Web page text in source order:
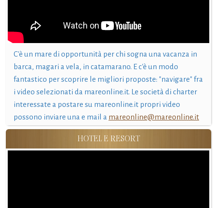
C'è un mare di opportunità per chi sogna una vacanza in
barca, magari a vela, in catamarano. E c'è un modo
fantastico per scoprire le migliori proposte: "navigare" fra
i video selezionati da mareonline.it. Le società di charter
interessate a postare su mareonline.it propri video
possono inviare una e mail a mareonline@mareonline.it
HOTEL E RESORT